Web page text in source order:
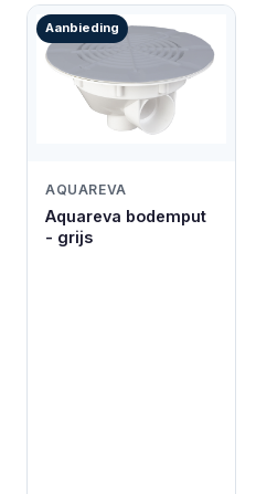
Aanbieding
AQUAREVA
Aquareva bodemput
- grijs